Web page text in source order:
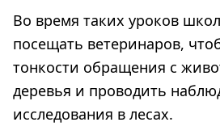
Во время таких уроков
посещать ветеринаров,
тонкости обращения с
деревья и проводить
исследования в лесах.